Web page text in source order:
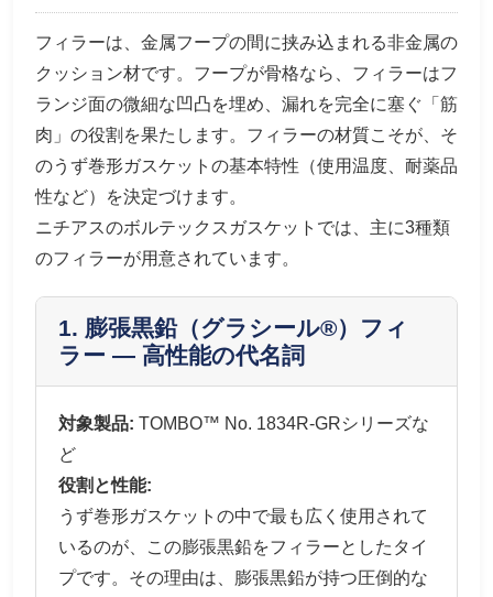
フィラーは、金属フープの間に挟み込まれる非金属の
クッション材です。フープが骨格なら、フィラーはフ
ランジ面の微細な凹凸を埋め、漏れを完全に塞ぐ「筋
肉」の役割を果たします。フィラーの材質こそが、そ
のうず巻形ガスケットの基本特性（使用温度、耐薬品
性など）を決定づけます。
ニチアスのボルテックスガスケットでは、主に3種類
のフィラーが用意されています。
1. 膨張黒鉛（グラシール®）フィ
ラー — 高性能の代名詞
対象製品: TOMBO™ No. 1834R-GRシリーズな
ど
役割と性能:
うず巻形ガスケットの中で最も広く使用されて
いるのが、この膨張黒鉛をフィラーとしたタイ
プです。その理由は、膨張黒鉛が持つ圧倒的な